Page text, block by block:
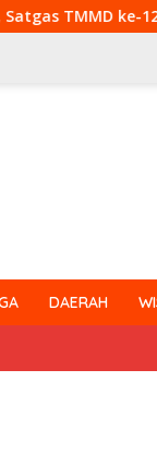
KPR Gelar
DAERAH